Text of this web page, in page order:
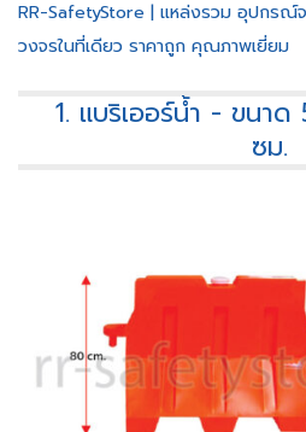
RR-SafetyStore | แหล่งรวม อุปกร
วงจรในที่เดียว ราคาถูก คุณภาพเยี่ยม
1. แบริเออร์น้ำ - ขนา
ซม.